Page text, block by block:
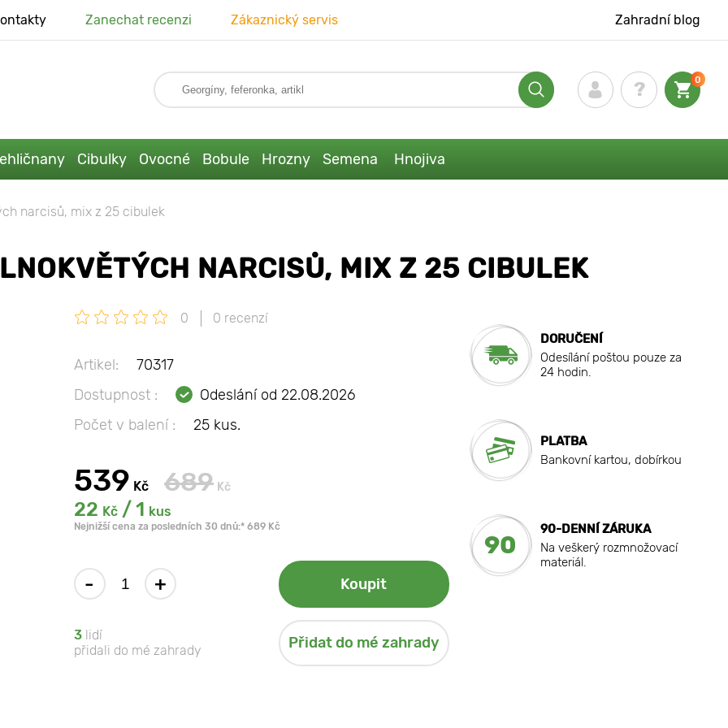
Zanechat recenzi Zákaznický servis Zahradní blog
0
Cibulky Ovocné Bobule Hrozny Semena Hnojiva
narcisů, mix z 25 cibulek
NARCISŮ, MIX Z 25 CIBULEK
0 0 recenzí
Artikel:
70317
Dostupnost :
Odeslání od 22.08.2026
Počet v balení :
25 kus.
539 Kč 689 Kč
22 Kč / 1 kus
Nejnižší cena za posledních 30 dnů:* 689 Kč
- + Koupit
3 lidí
přidali do mé zahrady
Přidat do mé zahrady
DORUČENÍ
Odesílání poštou pouze za
24 hodin.
PLATBA
Bankovní kartou, dobírkou
90
90-DENNÍ ZÁRUKA
Na veškerý rozmnožovací
materiál.